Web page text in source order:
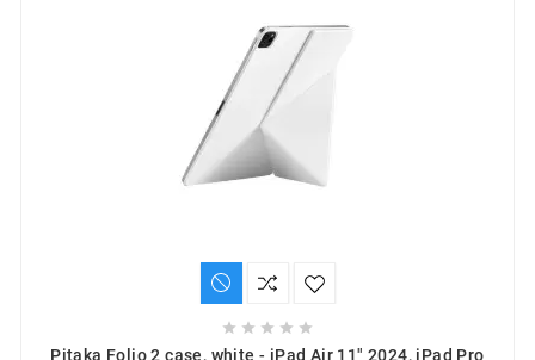
    
Pitaka Folio 2 case, white - iPad Air 11" 2024, iPad Pro